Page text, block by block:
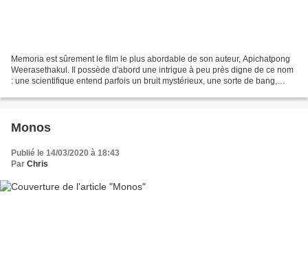
Memoria est sûrement le film le plus abordable de son auteur, Apichatpong
Weerasethakul. Il possède d'abord une intrigue à peu près digne de ce nom
: une scientifique entend parfois un bruit mystérieux, une sorte de bang,
Monos
Publié le 14/03/2020 à 18:43
Par Chris